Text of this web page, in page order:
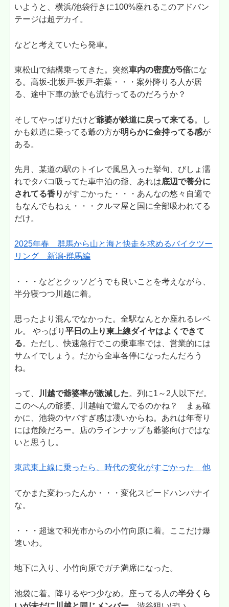
いようと、横浜/池袋行きに100%座れるこのアドバン
テージは超デカイ。
などと考えていたら発車。
東松山で結構乗ってきた。突然車内の密度が5倍にな
る。高坂-北坂戸-坂戸-若葉・・・案外降りる人が居
る、途中下車の旅でも流行ってるのだろうか？
そしてやっぱりだけど爺婆が鉄道に戻って来てる。し
かも鉄道に乗ってる爺の方が明らかに金持ってる感が
ある。
先月、某道の駅のトイレで風呂入った挙句、びしょ濡
れでタバコ吸ってた車中泊の爺、あれは底辺で養分に
されてる香り がすごかった・・・あんなの悠々自適で
もなんでもねぇ・・・クルマ屋と国に全部吸われてる
だけ。
2025年春 群馬から山と海と快走を求めるバイクツー
リング 新潟-群馬編
・・・などとクッソどうでも良いことを考えながら、
半分寝つつ川越に着。
思ったより混んでなかった。全駅なんとか座れるレベ
ル。 やっぱり平日の上り東上線ダイヤはよくできて
る。ただし、快速急行でこの乗車率では、営業的には
サムイでしょう。だから全車各停になったんだろう
ね。
って、 川越で爺婆率が激減した。列に1～2人以下だ。
このへんの爺婆、川越軸で遊んでるのかね？ まぁ確
かに、池袋のヤバすぎ感は凄いからね。あれは年寄り
には危険だろー。店のラインナップも爺婆向けではな
いと思うし。
東武東上線に乗ったら、時代の変化がすごかった 他
てかまた変わったんか・・・変化スピードハンパナイ
な。
・・・超速で和光市からの小竹向原に着。ここだけ爆
速いわ。
地下に入り、小竹向原でガチ満席になった。
池袋に着。降りるやつ少なめ。座ってる人の半分くら